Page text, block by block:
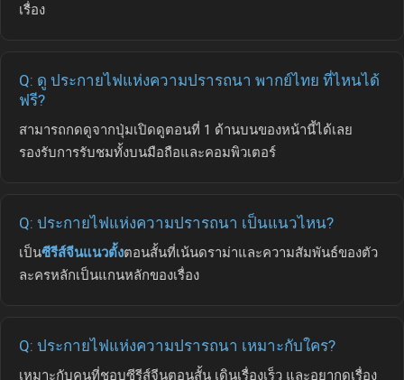
เรื่อง
Q: ดู ประกายไฟแห่งความปรารถนา พากย์ไทย ที่ไหนได้
ฟรี?
สามารถกดดูจากปุ่มเปิดดูตอนที่ 1 ด้านบนของหน้านี้ได้เลย
รองรับการรับชมทั้งบนมือถือและคอมพิวเตอร์
Q: ประกายไฟแห่งความปรารถนา เป็นแนวไหน?
เป็นซีรีส์จีนแนวตั้งตอนสั้นที่เน้นดราม่าและความสัมพันธ์ของตัว
ละครหลักเป็นแกนหลักของเรื่อง
Q: ประกายไฟแห่งความปรารถนา เหมาะกับใคร?
เหมาะกับคนที่ชอบซีรีส์จีนตอนสั้น เดินเรื่องเร็ว และอยากดูเรื่อง